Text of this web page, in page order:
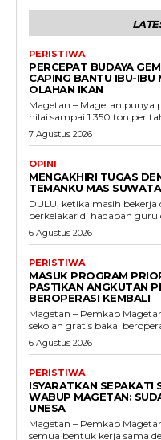
PERISTIWA
PERCEPAT BUDAYA
CAPING BANTU IBU-IBU
OLAHAN IKAN
Magetan – Magetan punya
nilai sampai 1.350 ton per
7 Agustus 2026
OPINI
MENGAKHIRI TUGAS
TEMANKU MAS
DULU, ketika masih bekerja
berkelakar di hadapan guru
6 Agustus 2026
PERISTIWA
MASUK PROGRAM
PASTIKAN ANGKUTAN
BEROPERASI KEMBALI
Magetan – Pemkab
sekolah gratis bakal
6 Agustus 2026
PERISTIWA
ISYARATKAN SEPAKATI
WABUP MAGETAN:
UNESA
Magetan – Pemkab
semua bentuk kerja sama